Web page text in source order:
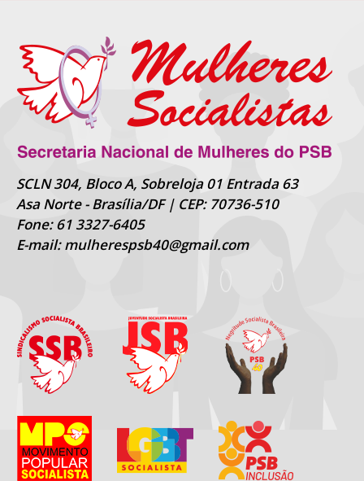
SCLN 304, Bloco A, Sobreloja 01 Entrada 63
Asa Norte - Brasília/DF | CEP: 70736-510
Fone: 61 3327-6405
E-mail: mulherespsb40@gmail.com